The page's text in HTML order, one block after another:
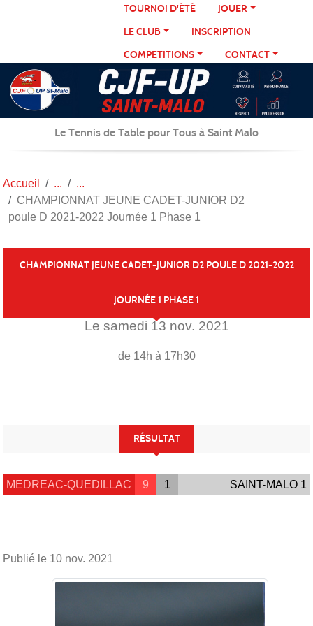
TOURNOI D'ÉTÉ
JOUER
LE CLUB
INSCRIPTION
COMPETITIONS
CONTACT
Le Tennis de Table pour Tous à Saint Malo
Accueil
CHAMPIONNAT JEUNE CADET-JUNIOR D2
poule D 2021-2022 Journée 1 Phase 1
CHAMPIONNAT JEUNE CADET-JUNIOR D2 POULE D 2021-2022
JOURNÉE 1 PHASE 1
Le samedi 13 nov. 2021
de 14h à 17h30
RÉSULTAT
MEDREAC-QUEDILLAC 9 1 SAINT-MALO 1
Publié le 10 nov. 2021
Panneau de gestion des cookies